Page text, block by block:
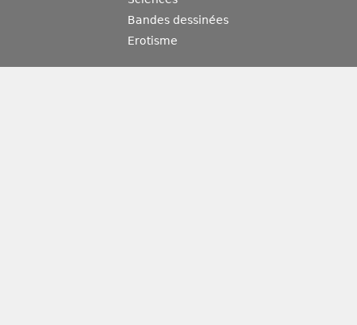
Bandes dessinées
Erotisme